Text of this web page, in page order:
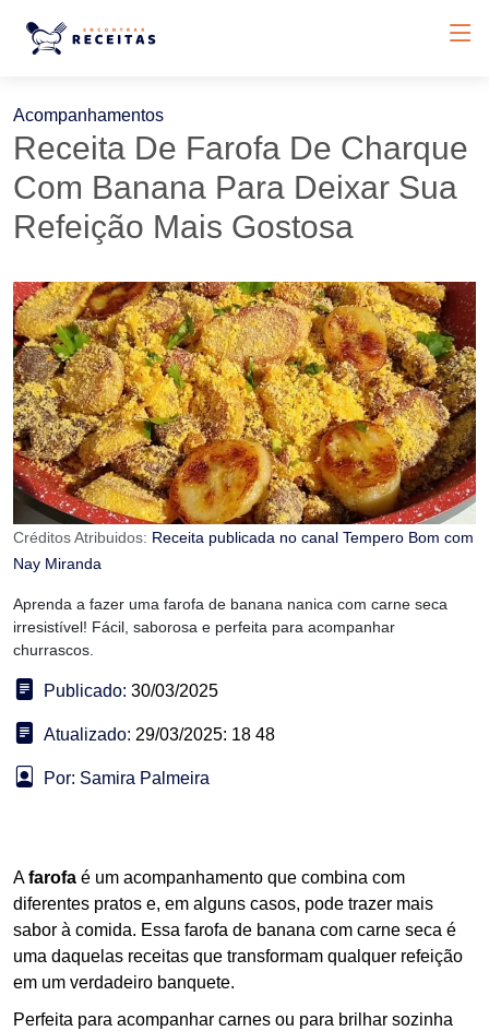
Acompanhamentos
Receita De Farofa De Charque
Com Banana Para Deixar Sua
Refeição Mais Gostosa
Créditos Atribuidos: Receita publicada no canal Tempero Bom com
Nay Miranda
Aprenda a fazer uma farofa de banana nanica com carne seca
irresistível! Fácil, saborosa e perfeita para acompanhar
churrascos.
Publicado: 30/03/2025
Atualizado: 29/03/2025: 18 48
Por: Samira Palmeira
Afarofa é um acompanhamento que combina com
diferentes pratos e, em alguns casos, pode trazer mais
sabor à comida. Essa farofa de banana com carne seca é
uma daquelas receitas que transformam qualquer refeição
em um verdadeiro banquete.
Perfeita para acompanhar carnes ou para brilhar sozinha